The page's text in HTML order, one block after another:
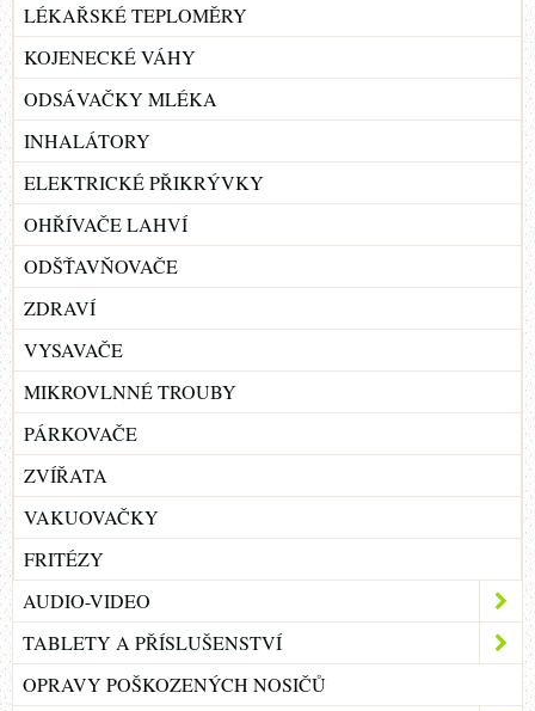
LÉKAŘSKÉ TEPLOMĚRY
KOJENECKÉ VÁHY
ODSÁVAČKY MLÉKA
INHALÁTORY
ELEKTRICKÉ PŘIKRÝVKY
OHŘÍVAČE LAHVÍ
ODŠŤAVŇOVAČE
ZDRAVÍ
VYSAVAČE
MIKROVLNNÉ TROUBY
PÁRKOVAČE
ZVÍŘATA
VAKUOVAČKY
FRITÉZY
AUDIO-VIDEO
TABLETY A PŘÍSLUŠENSTVÍ
OPRAVY POŠKOZENÝCH NOSIČŮ